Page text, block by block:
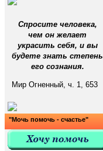
Спросите человека,
чем он желает
украсить себя, и вы
будете знать степень
его сознания.
Мир Огненный, ч. 1, 653
"Мочь помочь - счастье"